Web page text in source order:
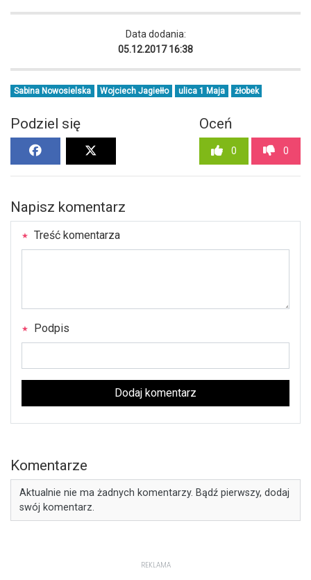
Data dodania:
05.12.2017 16:38
Sabina Nowosielska Wojciech Jagiełło ulica 1 Maja żłobek
Podziel się Oceń
0 0
Napisz komentarz
Treść komentarza
Podpis
Dodaj komentarz
Komentarze
Aktualnie nie ma żadnych komentarzy. Bądź pierwszy, dodaj
swój komentarz.
REKLAMA